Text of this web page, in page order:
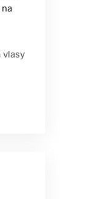
vlasy